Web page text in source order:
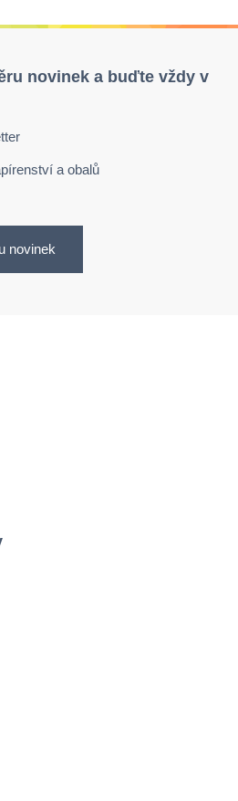
novinek a buďte vždy v
a obalů
novinek